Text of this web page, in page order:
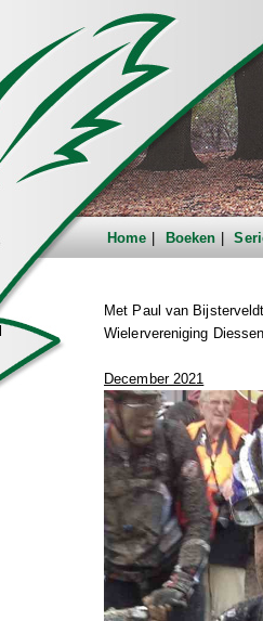
Home Boeken
Met Paul van
Wielervereniging
December 2021